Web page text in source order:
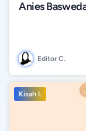
Anies
Editor C.
Kisah I.